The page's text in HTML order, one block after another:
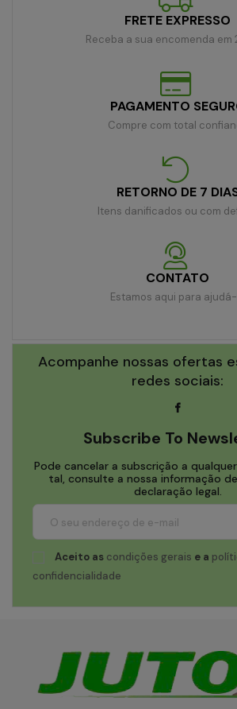
FRETE EXPRESSO
Receba a sua encomenda em
PAGAMENTO
Compre com total
RETORNO DE 7
Itens danificados ou com
CONTATO
Estamos aqui para
Acompanhe nossas ofertas
redes sociais:
Subscribe To
Pode cancelar a subscrição a
tal, consulte a nossa informação
declaração legal.
Aceito as condições gerais e a
confidencialidade